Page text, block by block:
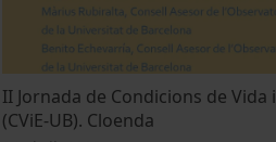
II Jornada de Condicions de
(CViE-UB). Cloenda